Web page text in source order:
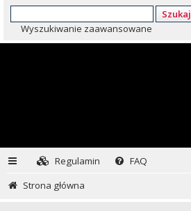
Szukaj
Wyszukiwanie zaawansowane
Regulamin
FAQ
Strona główna